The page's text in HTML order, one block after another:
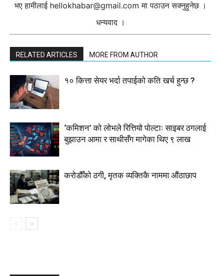
भए हामीलाई hellokhabar@gmail.com मा पठाउन सक्नुहुनेछ ।
धन्यवाद ।
RELATED ARTICLES MORE FROM AUTHOR
१० कित्ता सेयर भर्दा तपाईको कति खर्च हुन्छ ?
‘कमिशन’ को लोभले रित्तियो पोल्टाः साइबर ठगलाई
बुझाउन आमा र साथीसँग मागेका थिए ९ लाख
करोडौँको ठगी, मृतक व्यक्तिकै नाममा औंठाछाप